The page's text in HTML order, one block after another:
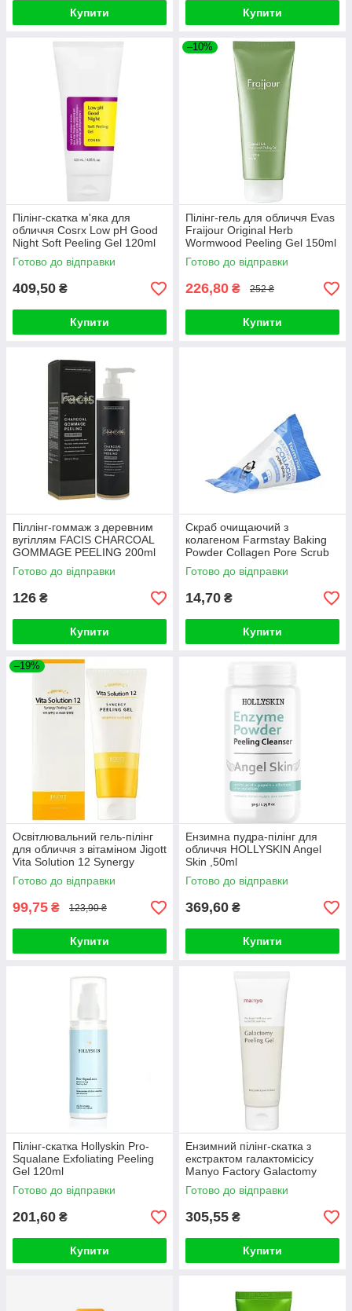
Купити Купити
Пілінг-скатка м'яка для
обличчя Cosrx Low pH Good
Night Soft Peeling Gel 120ml
Готово до відправки
409,50 ₴
Купити
–10%
Пілінг-гель для обличчя Evas
Fraijour Original Herb
Wormwood Peeling Gel 150ml
Готово до відправки
226,80 ₴ 252 ₴
Купити
Піллінг-гоммаж з деревним
вугіллям FACIS CHARCOAL
GOMMAGE PEELING 200ml
Готово до відправки
126 ₴
Купити
Скраб очищаючий з
колагеном Farmstay Baking
Powder Collagen Pore Scrub
(1 шт)
Готово до відправки
14,70 ₴
Купити
–19%
Освітлювальний гель-пілінг
для обличчя з вітаміном Jigott
Vita Solution 12 Synergy
Peeling Gel 180ml
Готово до відправки
99,75 ₴ 123,90 ₴
Купити
Ензимна пудра-пілінг для
обличчя HOLLYSKIN Angel
Skin ,50ml
Готово до відправки
369,60 ₴
Купити
Пілінг-скатка Hollyskin Pro-
Squalane Exfoliating Peeling
Gel 120ml
Готово до відправки
201,60 ₴
Купити
Ензимний пілінг-скатка з
екстрактом галактомісісу
Manyo Factory Galactomy
Peeling Gel 75ml
Готово до відправки
305,55 ₴
Купити